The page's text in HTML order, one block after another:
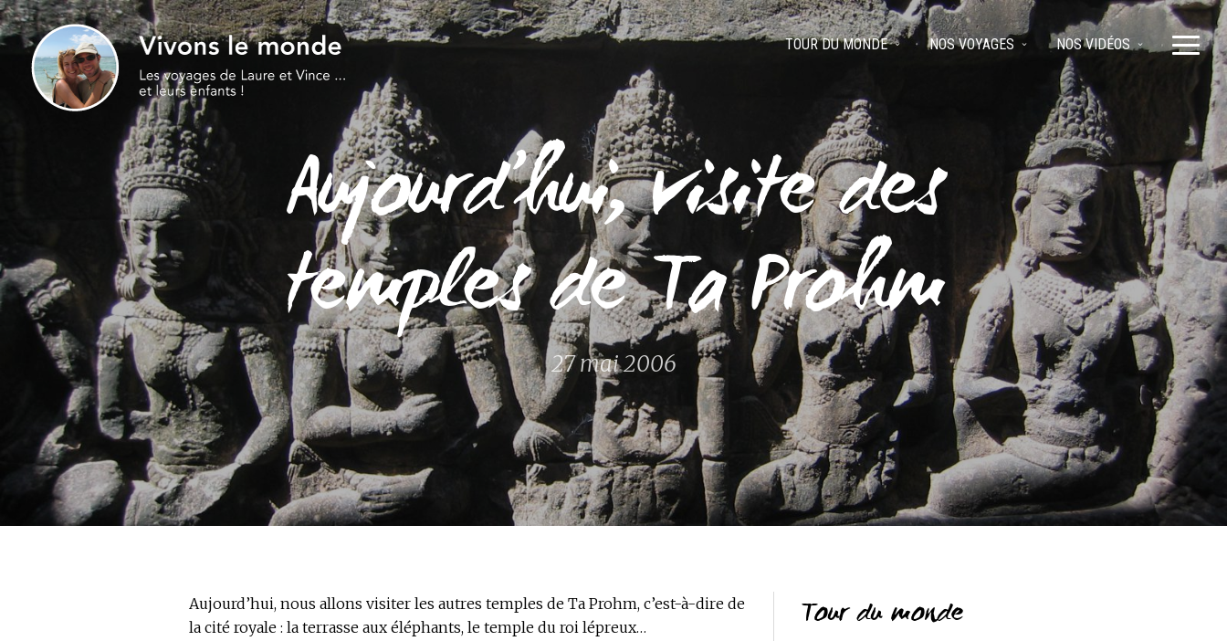
Aujourd’hui, visite des
temples de Ta Prohm
27 mai 2006
TOUR DU MONDE NOS VOYAGES NOS VIDÉOS
Aujourd’hui, nous allons visiter les autres temples de Ta Prohm, c’est-à-dire de
la cité royale : la terrasse aux éléphants, le temple du roi lépreux…
Tour du monde